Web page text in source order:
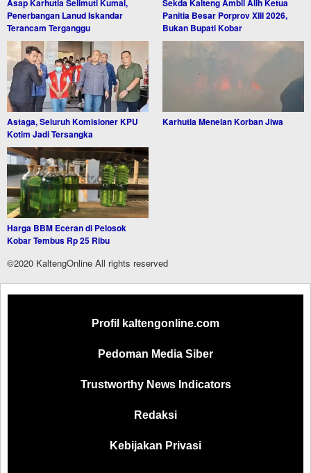
Asap Karhutla Selimuti Kumai,
Penerbangan Lanud Iskandar
Terancam Terganggu
Sekda Kalteng Ambil Alih Ketua
Panitia Besar Porprov XIII 2026,
Bukan Bupati Kobar
Astaga, Seluruh Komisioner KPU
Kotim Jadi Tersangka
Karhutla Menelan Korban Jiwa
Harga BBM Eceran di Pelosok
Kobar Tembus Rp 25 Ribu
©2020 KaltengOnline All rights reserved
Profil kaltengonline.com
Pedoman Media Siber
Trustworthy News Indicators
Redaksi
Kebijakan Privasi